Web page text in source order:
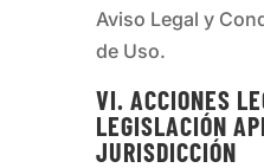
Aviso Legal y
de Uso.
VI. ACCIONES
LEGISLACIÓN
JURISDICCIÓN